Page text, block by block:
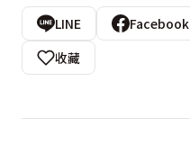
LINE Facebook
收藏